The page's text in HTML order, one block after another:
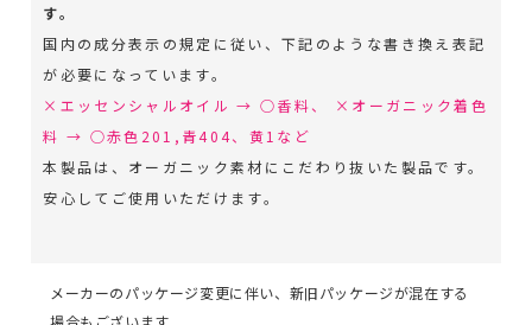
す。
国内の成分表示の規定に従い、下記のような書き換え表記
が必要になっています。
×エッセンシャルオイル → ○香料、 ×オーガニック着色
料 → ○赤色201,青404、黄1など
本製品は、オーガニック素材にこだわり抜いた製品です。
安心してご使用いただけます。
メーカーのパッケージ変更に伴い、新旧パッケージが混在する
場合もございます